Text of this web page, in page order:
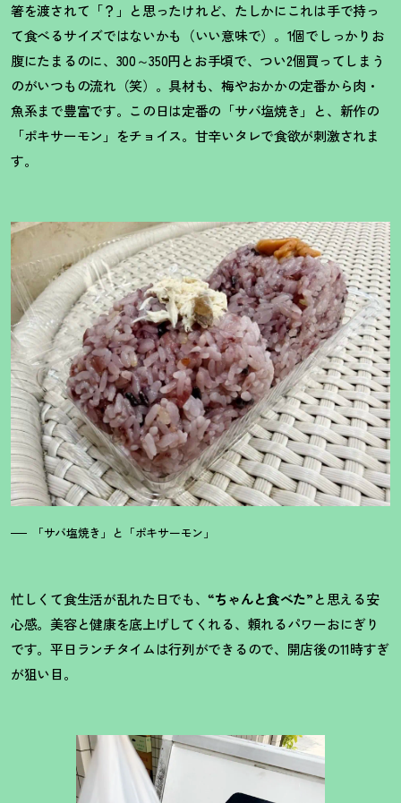
箸を渡されて「？ 」と思ったけれど、たしかにこれは手で持っ
て食べるサイズではないかも（いい意味で）。1個でしっかりお
腹にたまるのに、300～350円とお手頃で、つい2個買ってしまう
のがいつもの流れ（笑）。具材も、梅やおかかの定番から肉・
魚系まで豊富です。この日は定番の「サバ塩焼き」と、新作の
「ポキサーモン」をチョイス。甘辛いタレで食欲が刺激されま
す。
「サバ塩焼き」と「ポキサーモン」
忙しくて食生活が乱れた日でも、“ちゃんと食べた”と思える安
心感。美容と健康を底上げしてくれる、頼れるパワーおにぎり
です。平日ランチタイムは行列ができるので、開店後の11時すぎ
が狙い目。